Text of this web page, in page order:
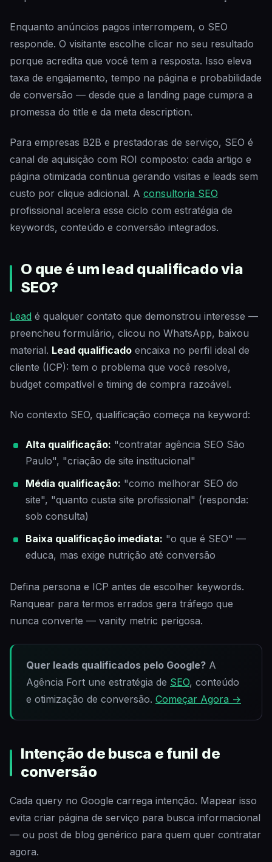
Enquanto anúncios pagos interrompem, o SEO
responde. O visitante escolhe clicar no seu resultado
porque acredita que você tem a resposta. Isso eleva
taxa de engajamento, tempo na página e probabilidade
de conversão — desde que a landing page cumpra a
promessa do title e da meta description.
Para empresas B2B e prestadoras de serviço, SEO é
canal de aquisição com ROI composto: cada artigo e
página otimizada continua gerando visitas e leads sem
custo por clique adicional. A consultoria SEO
profissional acelera esse ciclo com estratégia de
keywords, conteúdo e conversão integrados.
O que é um lead qualificado via
SEO?
Lead é qualquer contato que demonstrou interesse —
preencheu formulário, clicou no WhatsApp, baixou
material. Lead qualificado encaixa no perfil ideal de
cliente (ICP): tem o problema que você resolve,
budget compatível e timing de compra razoável.
No contexto SEO, qualificação começa na keyword:
Alta qualificação: "contratar agência SEO São
Paulo", "criação de site institucional"
Média qualificação: "como melhorar SEO do
site", "quanto custa site profissional" (responda:
sob consulta)
Baixa qualificação imediata: "o que é SEO" —
educa, mas exige nutrição até conversão
Defina persona e ICP antes de escolher keywords.
Ranquear para termos errados gera tráfego que
nunca converte — vanity metric perigosa.
Quer leads qualificados pelo Google? A
Agência Fort une estratégia de SEO, conteúdo
e otimização de conversão. Começar Agora →
Intenção de busca e funil de
conversão
Cada query no Google carrega intenção. Mapear isso
evita criar página de serviço para busca informacional
— ou post de blog genérico para quem quer contratar
agora.